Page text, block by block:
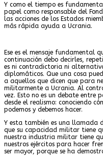
Y como el tiempo es
papel como responsable del
las acciones de los Estados
más rápida ayuda a Ucrania.
Ese es el mensaje fundamental
continuación debo decirles,
es ni contradictoria ni
diplomáticos. Que una cosa
a aquellos que dicen que para
militarmente a Ucrania. Al
vez. Esto no es un debate entre
desde el realismo: conociendo
podemos y debemos hacer.
Y esta también es una llamada
que su capacidad militar tiene
nuestra industria militar tiene
nuestros ejércitos para hacer
ser mayor, porque se ha